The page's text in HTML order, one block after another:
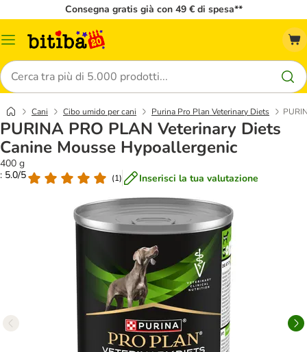
Consegna gratis già con 49 € di spesa**
Overview
Cerca
Cani Cibo umido per cani Purina Pro Plan Veterinary Diets
PURINA PRO PLAN Veterinary Diets
Canine Mousse Hypoallergenic
400 g
: 5.0/5
(1) Inserisci la tua valutazione